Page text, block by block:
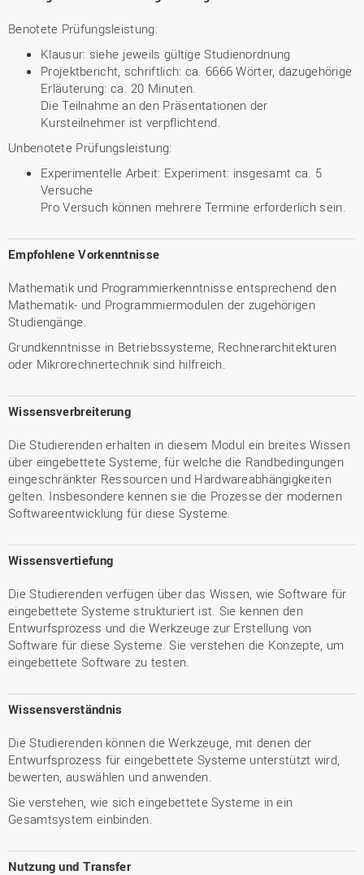
Benotete Prüfungsleistung:
Klausur: siehe jeweils gültige Studienordnung
Projektbericht, schriftlich: ca. 6666 Wörter, dazugehörige
Erläuterung: ca. 20 Minuten.
Die Teilnahme an den Präsentationen der
Kursteilnehmer ist verpflichtend.
Unbenotete Prüfungsleistung:
Experimentelle Arbeit: Experiment: insgesamt ca. 5
Versuche
Pro Versuch können mehrere Termine erforderlich sein.
Empfohlene Vorkenntnisse
Mathematik und Programmierkenntnisse entsprechend den
Mathematik- und Programmiermodulen der zugehörigen
Studiengänge.
Grundkenntnisse in Betriebssysteme, Rechnerarchitekturen
oder Mikrorechnertechnik sind hilfreich.
Wissensverbreiterung
Die Studierenden erhalten in diesem Modul ein breites Wissen
über eingebettete Systeme, für welche die Randbedingungen
eingeschränkter Ressourcen und Hardwareabhängigkeiten
gelten. Insbesondere kennen sie die Prozesse der modernen
Softwareentwicklung für diese Systeme.
Wissensvertiefung
Die Studierenden verfügen über das Wissen, wie Software für
eingebettete Systeme strukturiert ist. Sie kennen den
Entwurfsprozess und die Werkzeuge zur Erstellung von
Software für diese Systeme. Sie verstehen die Konzepte, um
eingebettete Software zu testen.
Wissensverständnis
Die Studierenden können die Werkzeuge, mit denen der
Entwurfsprozess für eingebettete Systeme unterstützt wird,
bewerten, auswählen und anwenden.
Sie verstehen, wie sich eingebettete Systeme in ein
Gesamtsystem einbinden.
Nutzung und Transfer